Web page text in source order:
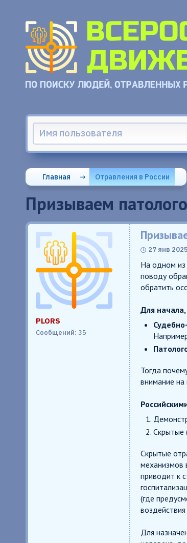
Главная → Отравления в России
Призываем
PLORS
Сообщений: 35
27 янв
На одном из
поводу
обратить
Для
Тогда
внимание
Скрытые
Скрытые
механизмов
приводит к
(где
Для